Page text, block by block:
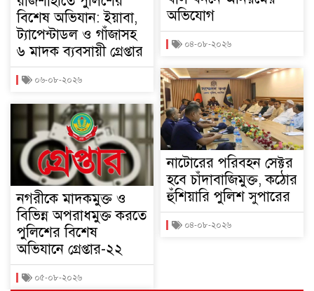
বিশেষ অভিযান: ইয়াবা,
ট্যাপেন্টাডল ও গাঁজাসহ
৬ মাদক ব্যবসায়ী গ্রেপ্তার
০৬-০৮-২০২৬
নগরীকে মাদকমুক্ত ও
বিভিন্ন অপরাধমুক্ত করতে
পুলিশের বিশেষ
অভিযানে গ্রেপ্তার-২২
০৫-০৮-২০২৬
অভিযোগ
০৪-০৮-২০২৬
নাটোরের পরিবহন সেক্টর
হবে চাঁদাবাজিমুক্ত, কঠোর
হুঁশিয়ারি পুলিশ সুপারের
০৪-০৮-২০২৬